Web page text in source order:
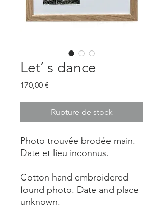
Let’ s dance
170,00 €
Rupture de stock
Photo trouvée brodée main.
Date et lieu inconnus.
—
Cotton hand embroidered
found photo. Date and place
unknown.